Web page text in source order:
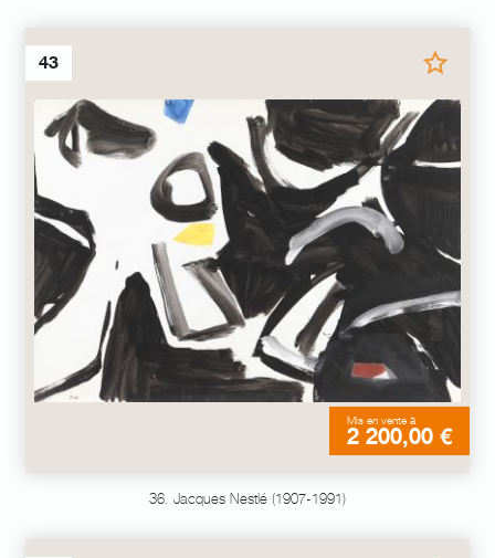
43
Mis en vente à
2 200,00 €
36. Jacques Nestlé (1907-1991)